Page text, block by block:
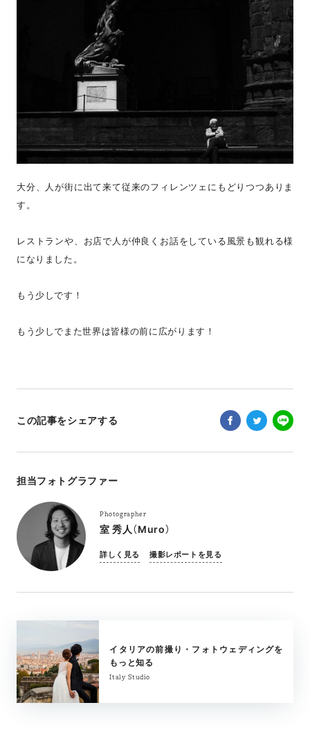
大分、人が街に出て来て従来のフィレンツェにもどりつつありま
す。
レストランや、お店で人が仲良くお話をしている風景も観れる様
になりました。
もう少しです！
もう少しでまた世界は皆様の前に広がります！
この記事をシェアする
担当フォトグラファー
Photographer
室 秀人（Muro）
詳しく見る 撮影レポートを見る
イタリアの前撮り・フォトウェディングを
もっと知る
Italy Studio